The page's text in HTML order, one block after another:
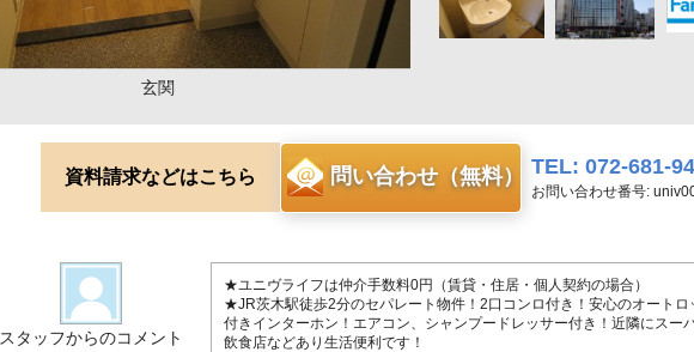
玄関
資料請求などはこちら 問い合わせ（無料） TEL: 072-681-
お問い合わせ番号:
スタッフからのコメント
★ユニヴライフは仲介手数料0円（賃貸・住居・個人契約の場合）
★JR茨木駅徒歩2分のセパレート物件！2口コンロ付き！安心のオートロ
付きインターホン！エアコン、シャンプードレッサー付き！近隣にスー
飲食店などあり生活便利です！